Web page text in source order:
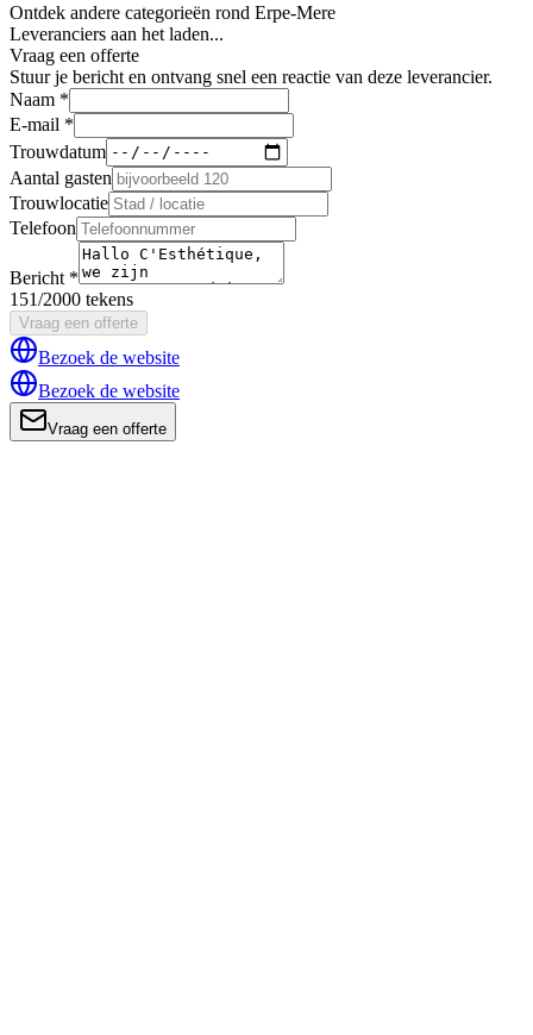
Ontdek andere categorieën rond Erpe-Mere
Leveranciers aan het laden...
Vraag een offerte
Stuur je bericht en ontvang snel een reactie van deze leverancier.
Naam *
E-mail *
Trouwdatum
Aantal gasten
Trouwlocatie
Telefoon
Bericht *
151/2000 tekens
Vraag een offerte
Bezoek de website
Bezoek de website
Vraag een offerte